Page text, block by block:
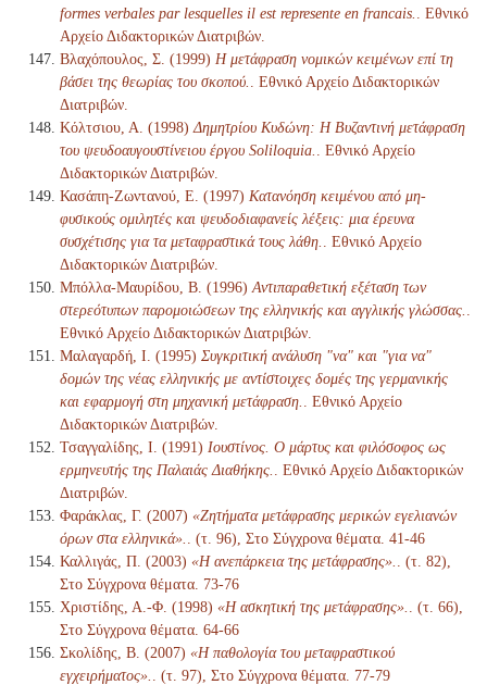
formes verbales par lesquelles il est represente en francais.
. Εθνικό
Αρχείο Διδακτορικών Διατριβών.
Βλαχόπουλος, Σ. (1999) Η μετάφραση νομικών κειμένων επί τη
βάσει της θεωρίας του σκοπού.
. Εθνικό Αρχείο Διδακτορικών
Διατριβών.
Κόλτσιου, Α. (1998) Δημητρίου Κυδώνη: Η Βυζαντινή μετάφραση
του ψευδοαυγουστίνειου έργου Soliloquia.
. Εθνικό Αρχείο
Διδακτορικών Διατριβών.
Κασάπη-Ζωντανού, Ε. (1997) Κατανόηση κειμένου από μη-
φυσικούς ομιλητές και ψευδοδιαφανείς λέξεις: μια έρευνα
συσχέτισης για τα μεταφραστικά τους λάθη.
. Εθνικό Αρχείο
Διδακτορικών Διατριβών.
Μπόλλα-Μαυρίδου, Β. (1996) Αντιπαραθετική εξέταση των
στερεότυπων παρομοιώσεων της ελληνικής και αγγλικής γλώσσας.
Εθνικό Αρχείο Διδακτορικών Διατριβών.
Μαλαγαρδή, Ι. (1995) Συγκριτική ανάλυση "να" και "για να"
δομών της νέας ελληνικής με αντίστοιχες δομές της γερμανικής
και εφαρμογή στη μηχανική μετάφραση.
. Εθνικό Αρχείο
Διδακτορικών Διατριβών.
Τσαγγαλίδης, Ι. (1991) Ιουστίνος. Ο μάρτυς και φιλόσοφος ως
ερμηνευτής της Παλαιάς Διαθήκης.
. Εθνικό Αρχείο Διδακτορικών
Διατριβών.
Φαράκλας, Γ. (2007) «Ζητήματα μετάφρασης μερικών εγελιανών
όρων στα ελληνικά».
. (τ. 96), Στο Σύγχρονα θέματα. 41-46
Καλλιγάς, Π. (2003) «Η ανεπάρκεια της μετάφρασης».
. (τ. 82),
Στο Σύγχρονα θέματα. 73-76
Χριστίδης, Α.-Φ. (1998) «Η ασκητική της μετάφρασης».
. (τ. 66),
Στο Σύγχρονα θέματα. 64-66
Σκολίδης, Β. (2007) «Η παθολογία του μεταφραστικού
εγχειρήματος».
. (τ. 97), Στο Σύγχρονα θέματα. 77-79